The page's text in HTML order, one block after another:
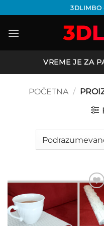
na
sadržaj
3DLIMBO
VREME JE ZA
POČETNA /
Add to
wishlist